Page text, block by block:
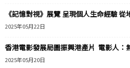
《記憶對視》展覽 呈現個人生命經驗
2025年05月22日
香港電影發展局圖振興港產片 電影人：
2025年05月20日